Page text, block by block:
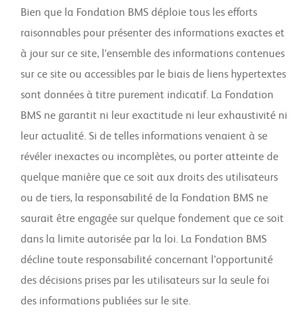
Bien que la Fondation BMS déploie tous les efforts
raisonnables pour présenter des informations exactes et
à jour sur ce site, l’ensemble des informations contenues
sur ce site ou accessibles par le biais de liens hypertextes
sont données à titre purement indicatif. La Fondation
BMS ne garantit ni leur exactitude ni leur exhaustivité ni
leur actualité. Si de telles informations venaient à se
révéler inexactes ou incomplètes, ou porter atteinte de
quelque manière que ce soit aux droits des utilisateurs
ou de tiers, la responsabilité de la Fondation BMS ne
saurait être engagée sur quelque fondement que ce soit
dans la limite autorisée par la loi. La Fondation BMS
décline toute responsabilité concernant l’opportunité
des décisions prises par les utilisateurs sur la seule foi
des informations publiées sur le site.